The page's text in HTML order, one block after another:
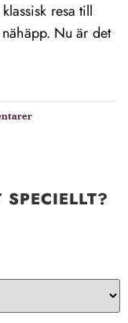
resa till
Nu är det
SPECIELLT?